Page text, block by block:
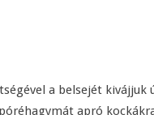
a belsejét kivájjuk
apró